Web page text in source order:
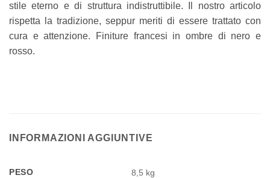
stile eterno e di struttura indistruttibile. Il nostro articolo
rispetta la tradizione, seppur meriti di essere trattato con
cura e attenzione. Finiture francesi in ombre di nero e
rosso.
INFORMAZIONI AGGIUNTIVE
PESO
8,5 kg